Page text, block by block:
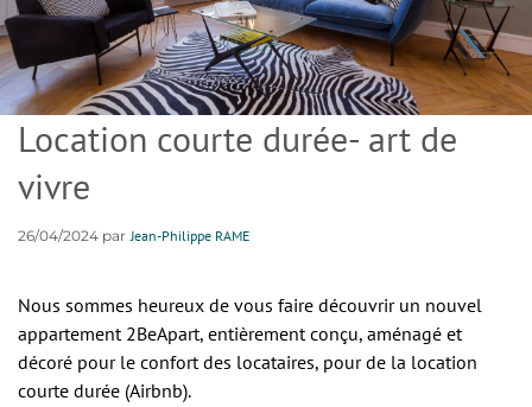
Location courte durée- art de
vivre
26/04/2024 par Jean-Philippe RAME
Nous sommes heureux de vous faire découvrir un nouvel
appartement 2BeApart, entièrement conçu, aménagé et
décoré pour le confort des locataires, pour de la location
courte durée (Airbnb).